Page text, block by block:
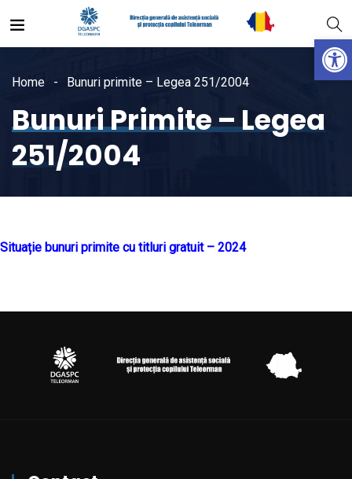
Home Bunuri primite – Legea 251/2004
Bunuri Primite – Legea
251/2004
Situație bunuri primite cu titluri gratuit – 2024